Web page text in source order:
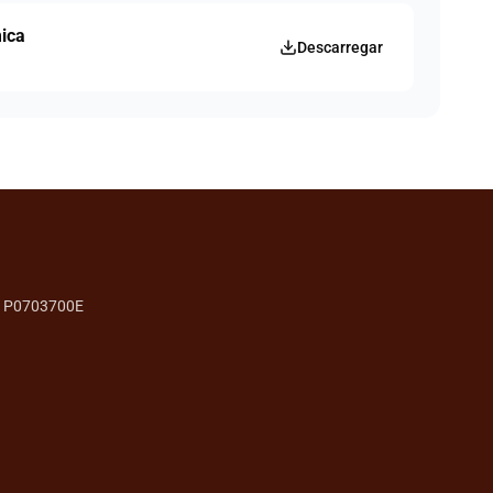
Descarregar
P0703700E